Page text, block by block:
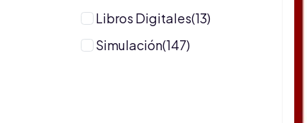
Libros Digitales(13)
Simulación(147)